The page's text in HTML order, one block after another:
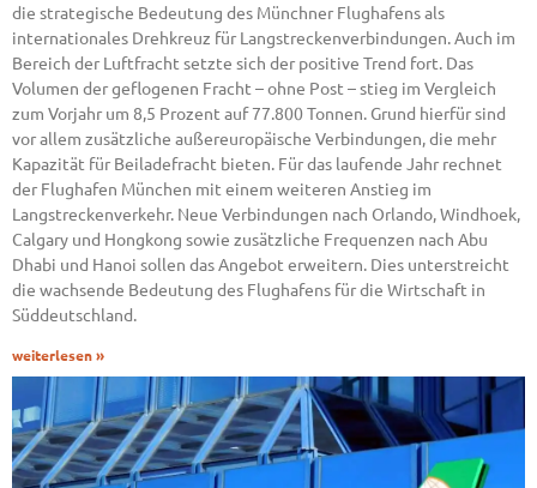
die strategische Bedeutung des Münchner Flughafens als
internationales Drehkreuz für Langstreckenverbindungen. Auch im
Bereich der Luftfracht setzte sich der positive Trend fort. Das
Volumen der geflogenen Fracht – ohne Post – stieg im Vergleich
zum Vorjahr um 8,5 Prozent auf 77.800 Tonnen. Grund hierfür sind
vor allem zusätzliche außereuropäische Verbindungen, die mehr
Kapazität für Beiladefracht bieten. Für das laufende Jahr rechnet
der Flughafen München mit einem weiteren Anstieg im
Langstreckenverkehr. Neue Verbindungen nach Orlando, Windhoek,
Calgary und Hongkong sowie zusätzliche Frequenzen nach Abu
Dhabi und Hanoi sollen das Angebot erweitern. Dies unterstreicht
die wachsende Bedeutung des Flughafens für die Wirtschaft in
Süddeutschland.
weiterlesen »